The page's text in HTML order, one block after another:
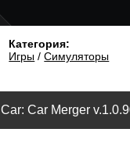
Категория:
Игры /Симуляторы
Car Merger